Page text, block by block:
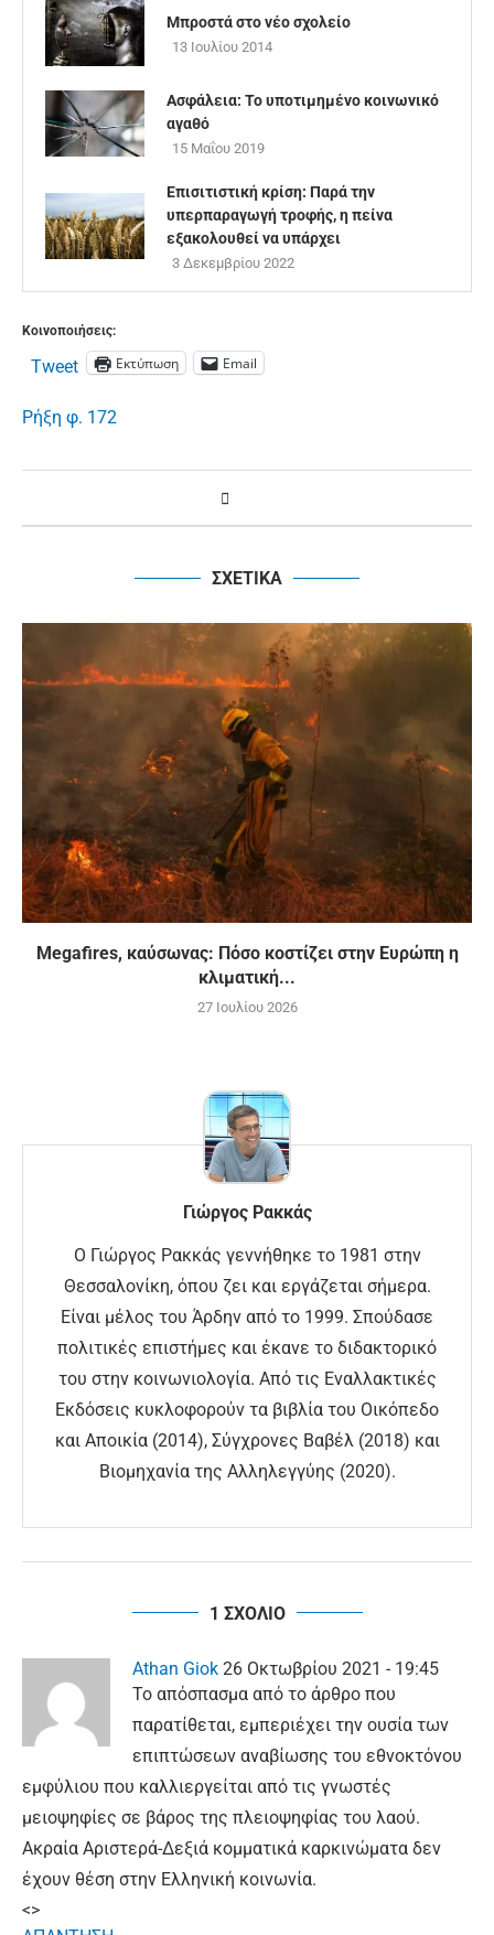
Μπροστά στο νέο σχολείο
13 Ιουλίου 2014
Ασφάλεια: Το υποτιμημένο κοινωνικό
αγαθό
15 Μαΐου 2019
Επισιτιστική κρίση: Παρά την
υπερπαραγωγή τροφής, η πείνα
εξακολουθεί να υπάρχει
3 Δεκεμβρίου 2022
Κοινοποιήσεις:
Tweet Εκτύπωση Email
Ρήξη φ. 172
ΣΧΕΤΙΚΑ
Megafires, καύσωνας: Πόσο κοστίζει στην Ευρώπη η
κλιματική...
27 Ιουλίου 2026
Γιώργος Ρακκάς
Ο Γιώργος Ρακκάς γεννήθηκε το 1981 στην
Θεσσαλονίκη, όπου ζει και εργάζεται σήμερα.
Είναι μέλος του Άρδην από το 1999. Σπούδασε
πολιτικές επιστήμες και έκανε το διδακτορικό
του στην κοινωνιολογία. Από τις Εναλλακτικές
Εκδόσεις κυκλοφορούν τα βιβλία του Οικόπεδο
και Αποικία (2014), Σύγχρονες Βαβέλ (2018) και
Βιομηχανία της Αλληλεγγύης (2020).
1 ΣΧΟΛΙΟ
Athan Giok 26 Οκτωβρίου 2021 - 19:45
Το απόσπασμα από το άρθρο που
παρατίθεται, εμπεριέχει την ουσία των
επιπτώσεων αναβίωσης του εθνοκτόνου
εμφύλιου που καλλιεργείται από τις γνωστές
μειοψηφίες σε βάρος της πλειοψηφίας του λαού.
Ακραία Αριστερά-Δεξιά κομματικά καρκινώματα δεν
έχουν θέση στην Ελληνική κοινωνία.
<>